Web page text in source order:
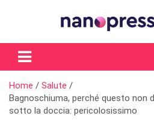
Il magazine femminile di
Home
Salute
Bagnoschiuma, perché questo non
sotto la doccia: pericolosissimo